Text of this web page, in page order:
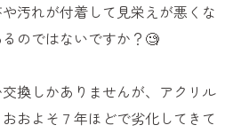
汚れが付着して見栄えが悪くな
のではないですか？🧐
換しかありませんが、アクリル
およそ７年ほどで劣化してきて